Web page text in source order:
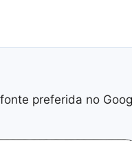
preferida no